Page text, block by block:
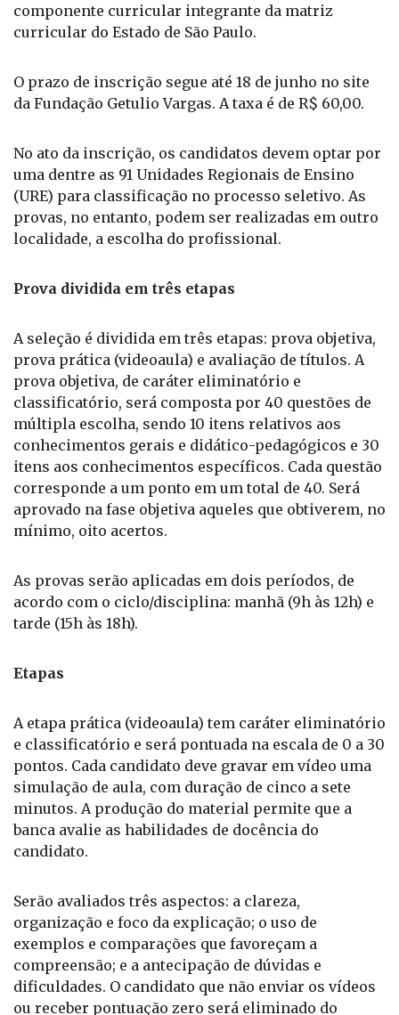
componente curricular integrante da matriz
curricular do Estado de São Paulo.
O prazo de inscrição segue até 18 de junho no site
da Fundação Getulio Vargas. A taxa é de R$ 60,00.
No ato da inscrição, os candidatos devem optar por
uma dentre as 91 Unidades Regionais de Ensino
(URE) para classificação no processo seletivo. As
provas, no entanto, podem ser realizadas em outro
localidade, a escolha do profissional.
Prova dividida em três etapas
A seleção é dividida em três etapas: prova objetiva,
prova prática (videoaula) e avaliação de títulos. A
prova objetiva, de caráter eliminatório e
classificatório, será composta por 40 questões de
múltipla escolha, sendo 10 itens relativos aos
conhecimentos gerais e didático-pedagógicos e 30
itens aos conhecimentos específicos. Cada questão
corresponde a um ponto em um total de 40. Será
aprovado na fase objetiva aqueles que obtiverem, no
mínimo, oito acertos.
As provas serão aplicadas em dois períodos, de
acordo com o ciclo/disciplina: manhã (9h às 12h) e
tarde (15h às 18h).
Etapas
A etapa prática (videoaula) tem caráter eliminatório
e classificatório e será pontuada na escala de 0 a 30
pontos. Cada candidato deve gravar em vídeo uma
simulação de aula, com duração de cinco a sete
minutos. A produção do material permite que a
banca avalie as habilidades de docência do
candidato.
Serão avaliados três aspectos: a clareza,
organização e foco da explicação; o uso de
exemplos e comparações que favoreçam a
compreensão; e a antecipação de dúvidas e
dificuldades. O candidato que não enviar os vídeos
ou receber pontuação zero será eliminado do